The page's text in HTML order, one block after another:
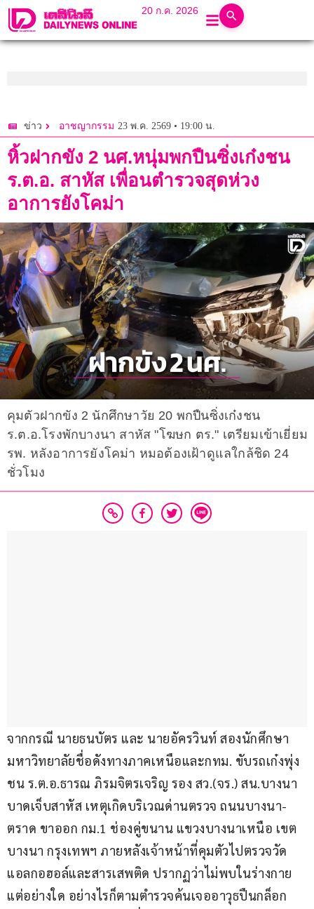
20 ก.ค. 2026
ข่าว อาชญากรรม 23 พ.ค. 2569 • 19:00 น.
หิ้วฝากขัง 2 นศ.หนุ่มพกปืนซิ่งเก๋งชน
ร.ต.อ. สาหัส เพื่อนตำรวจสุดห่วง
อาการยังโคม่า
คุมตัวฝากขัง 2 นักศึกษาวัย 20 พกปืนซิ่งเก๋งชน
ร.ต.อ.โรงพักบางนา สาหัส "โฆษก ตร." เตรียมเข้าเยี่ยม
รพ. หลังอาการยังโคม่า หมอต้องเฝ้าดูแลใกล้ชิด 24
ชั่วโมง
จากกรณี นายธนบัตร และ นายอัครวินท์ สองนักศึกษา
มหาวิทยาลัยชื่อดังทางภาคเหนือและกทม. ขับรถเก๋งพุ่ง
ชน ร.ต.อ.ธารณ ภิรมจิตรเจริญ รอง สว.(จร.) สน.บางนา
บาดเจ็บสาหัส เหตุเกิดบริเวณด่านตรวจ ถนนบางนา-
ตราด ขาออก กม.1 ช่องคู่ขนาน แขวงบางนาเหนือ เขต
บางนา กรุงเทพฯ ภายหลังเจ้าหน้าที่คุมตัวไปตรวจวัด
แอลกอฮอล์และสารเสพติด ปรากฏว่าไม่พบในร่างกาย
แต่อย่างใด อย่างไรก็ตามตำรวจค้นเจออาวุธปืนกล็อก